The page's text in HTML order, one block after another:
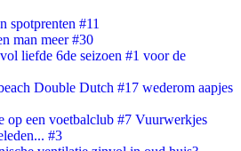
spotprenten #11
man meer #30
liefde 6de seizoen #1 voor de
Double Dutch #17 wederom aapjes
op een voetbalclub #7 Vuurwerkjes
#3